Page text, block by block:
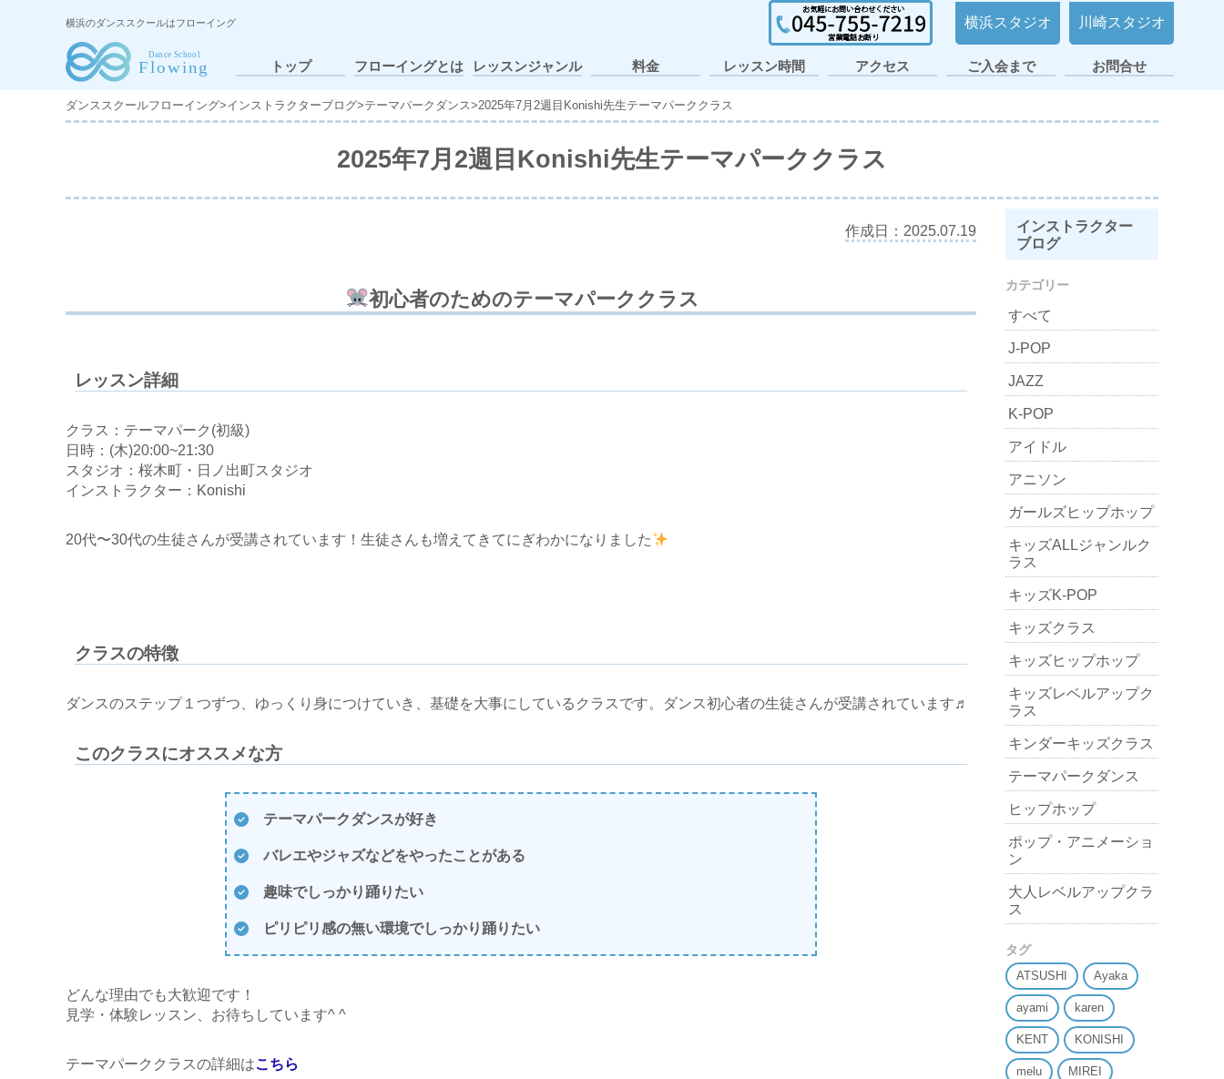
横浜のダンススクールはフローイング 横浜スタジオ 川崎スタジオ
トップ フローイングとは
レッスンジャンル
ップ
ション
張レッスン
料金 レッスン時間
アクセス
ご入会まで お問合せ
ダンススクールフローイング>インストラクターブログ>テーマパークダンス>2025年7月2週目Konishi先生テーマパーククラス
2025年7月2週目Konishi先生テーマパーククラス
作成日：2025.07.19
初心者のためのテーマパーククラス
レッスン詳細
クラス：テーマパーク(初級)
日時：(木)20:00~21:30
スタジオ：桜木町・日ノ出町スタジオ
インストラクター：Konishi
20代〜30代の生徒さんが受講されています！生徒さんも増えてきてにぎわかになりました
クラスの特徴
ダンスのステップ１つずつ、ゆっくり身につけていき、基礎を大事にしているクラスです。ダンス初心者の生徒さんが受講されています♬
このクラスにオススメな方
テーマパークダンスが好き
バレエやジャズなどをやったことがある
趣味でしっかり踊りたい
ピリピリ感の無い環境でしっかり踊りたい
どんな理由でも大歓迎です！
見学・体験レッスン、お待ちしています^ ^
テーマパーククラスの詳細はこちら
インストラクター
ブログ
カテゴリー
すべて
J-POP
JAZZ
K-POP
アイドル
アニソン
ガールズヒップホップ
キッズALLジャンルク
ラス
キッズK-POP
キッズクラス
キッズヒップホップ
キッズレベルアップク
ラス
キンダーキッズクラス
テーマパークダンス
ヒップホップ
ポップ・アニメーショ
ン
大人レベルアップクラ
ス
タグ
ATSUSHI Ayaka
ayami karen
KENT KONISHI
melu MIREI